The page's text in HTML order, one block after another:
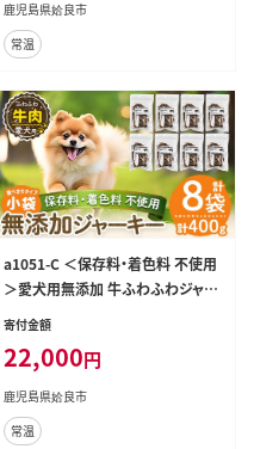
鹿児島県姶良市
常温
a1051-C ＜保存料・着色料 不使用
＞愛犬用無添加 牛ふわふわジャー
キー8袋(1袋50g・合計400g)【Nフー
ドサービス】姶良市 牛 ジャーキー 犬
ドッグ ペット フード エサ おやつ ご
はん 間食 ご褒美 ペット関係
寄付金額
22,000円
鹿児島県姶良市
常温